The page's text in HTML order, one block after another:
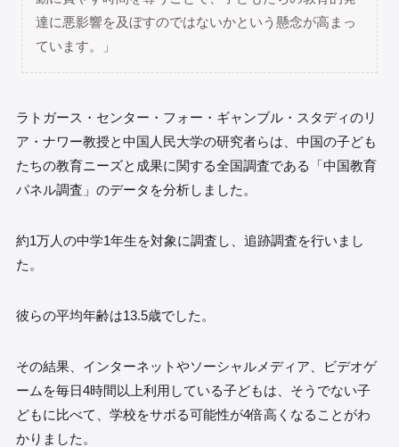
達に悪影響を及ぼすのではないかという懸念が高まっ
ています。」
ラトガース・センター・フォー・ギャンブル・スタディのリ
ア・ナワー教授と中国人民大学の研究者らは、中国の子ども
たちの教育ニーズと成果に関する全国調査である「中国教育
パネル調査」のデータを分析しました。
約1万人の中学1年生を対象に調査し、追跡調査を行いまし
た。
彼らの平均年齢は13.5歳でした。
その結果、インターネットやソーシャルメディア、ビデオゲ
ームを毎日4時間以上利用している子どもは、そうでない子
どもに比べて、学校をサボる可能性が4倍高くなることがわ
かりました。